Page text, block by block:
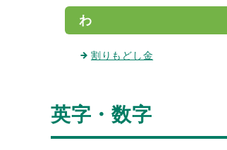
わ
割りもどし金
英字・数字